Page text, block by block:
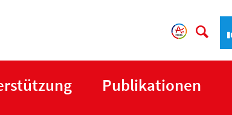
Publikationen